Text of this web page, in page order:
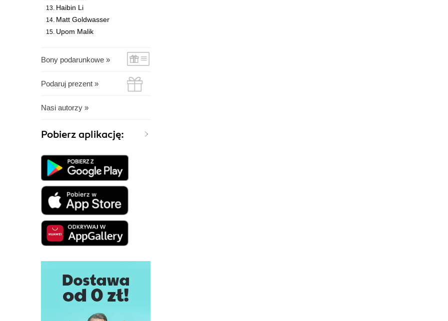
Haibin Li
Matt Goldwasser
Upom Malik
Bony podarunkowe »
Podaruj prezent »
Nasi autorzy »
Pobierz aplikację: